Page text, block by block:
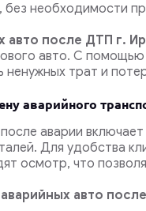
необходимости
авто после ДТП г.
авто. С помощью
трат и
аварийного
аварии
Для удобства
осмотр, что
авто